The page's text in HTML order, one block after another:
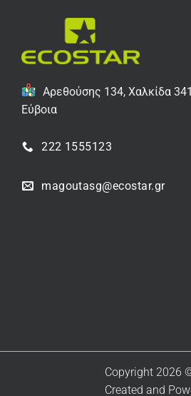
Αρεθούσης 134, Χαλκίδα
Εύβοια
222 1555123
magoutasg@ecostar.gr
Copyright 2026
Created and